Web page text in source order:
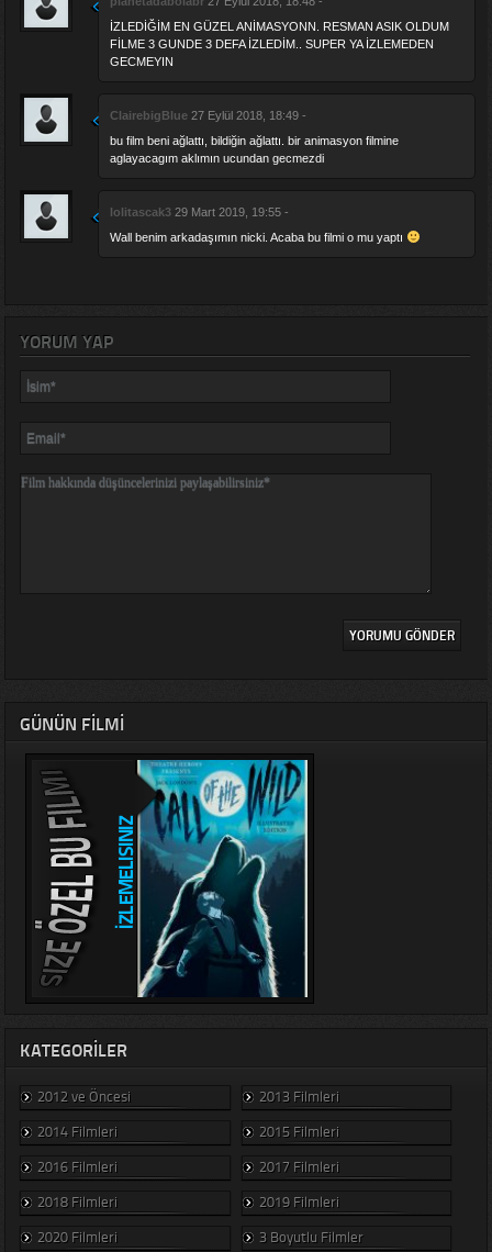
İZLEDİĞİM EN GÜZEL ANİMASYONN. RESMAN ASIK OLDUM
FİLME 3 GUNDE 3 DEFA İZLEDİM.. SUPER YA İZLEMEDEN
GECMEYIN
ClairebigBlue 27 Eylül 2018, 18:49 -
bu film beni ağlattı, bildiğin ağlattı. bir animasyon filmine
aglayacagım aklımın ucundan gecmezdi
lolitascak3 29 Mart 2019, 19:55 -
Wall benim arkadaşımın nicki. Acaba bu filmi o mu yaptı
YORUM YAP
GÜNÜN FILMI
KATEGORILER
2012 ve Öncesi
2013 Filmleri
2014 Filmleri
2015 Filmleri
2016 Filmleri
2017 Filmleri
2018 Filmleri
2019 Filmleri
2020 Filmleri
3 Boyutlu Filmler